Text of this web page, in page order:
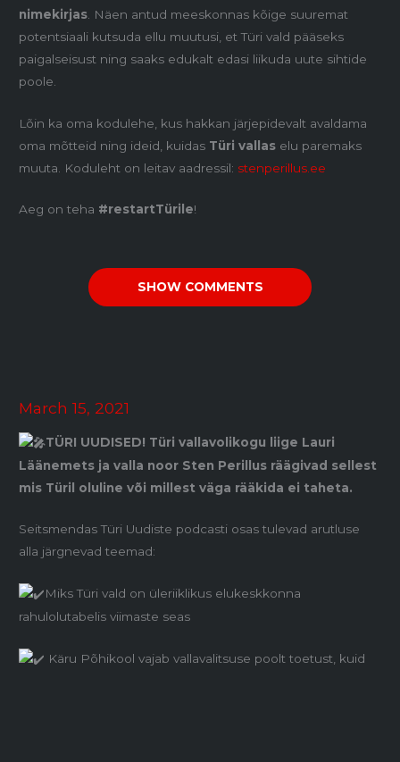
nimekirjas . Näen antud meeskonnas kõige suuremat
potentsiaali kutsuda ellu muutusi, et Türi vald pääseks
paigalseisust ning saaks edukalt edasi liikuda uute sihtide
poole.
Lõin ka oma kodulehe, kus hakkan järjepidevalt avaldama
oma mõtteid ning ideid, kuidas Türi vallas elu paremaks
muuta. Koduleht on leitav aadressil: stenperillus.ee
Aeg on teha #restartTürile!
SHOW COMMENTS
March 15, 2021
TÜRI UUDISED! Türi vallavolikogu liige Lauri
Läänemets ja valla noor Sten Perillus räägivad sellest
mis Türil oluline või millest väga rääkida ei taheta.
Seitsmendas Türi Uudiste podcasti osas tulevad arutluse
alla järgnevad teemad:
Miks Türi vald on üleriiklikus elukeskkonna
rahulolutabelis viimaste seas
Käru Põhikool vajab vallavalitsuse poolt toetust, kuid